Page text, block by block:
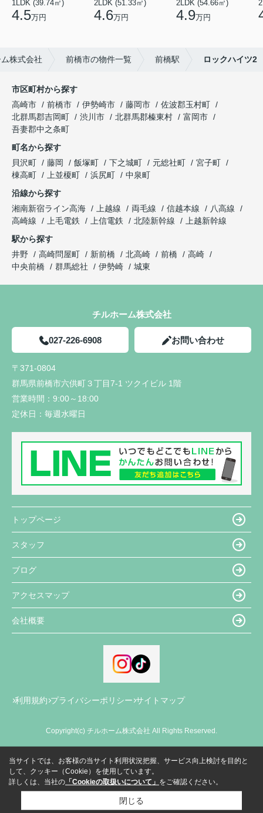
1LDK (39.74㎡)
4.5万円
2LDK (51.33㎡)
4.6万円
2LDK (54.66㎡)
4.9万円
株式会社 前橋市の物件一覧 前橋駅 ロックハイツ2
市区町村から探す
高崎市
前橋市 伊勢崎市 藤岡市
佐波郡玉村町
北群馬郡吉岡町
渋川市 北群馬郡榛東村
富岡市
吾妻郡中之条町
町名から探す
貝沢町
藤岡 飯塚町 下之城町 元総社町
宮子町
棟高町
上並榎町 浜尻町
中泉町
沿線から探す
湘南新宿ライン高海
上越線 両毛線 信越本線
八高線
高崎線
上毛電鉄 上信電鉄 北陸新幹線
上越新幹線
駅から探す
井野
高崎問屋町 新前橋 北高崎 前橋
高崎
中央前橋
群馬総社 伊勢崎 城東
チルホーム株式会社
027-226-6908 お問い合わせ
〒371-0804
群馬県前橋市六供町３丁目7-1 ツクイビル 1階
営業時間： 9:00～18:00
定休日： 毎週水曜日
トップページ
スタッフ
ブログ
アクセスマップ
会社概要
利用規約 プライバシーポリシー サイトマップ
Copyright(c) チルホーム株式会社 All Rights Reserved.
当サイトでは、お客様の当サイト利用状況把握、サービス向上検討を目的と
して、クッキー（Cookie）を使用しています。
詳しくは、当社の 「Cookieの取扱いについて」 をご確認ください。
閉じる